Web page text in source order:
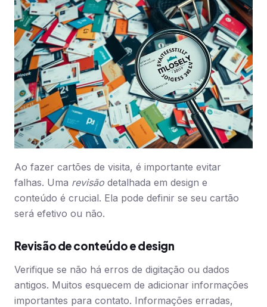
Ao fazer cartões de visita, é importante evitar
falhas. Uma revisão detalhada em design e
conteúdo é crucial. Ela pode definir se seu cartão
será efetivo ou não.
Revisão de conteúdo e design
Verifique se não há erros de digitação ou dados
antigos. Muitos esquecem de adicionar informações
importantes para contato. Informações erradas,